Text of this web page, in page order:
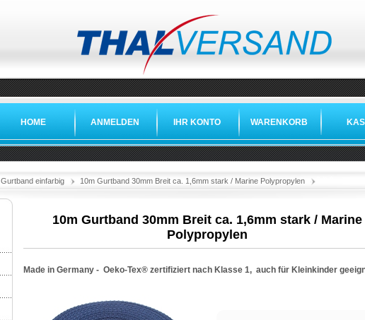
HOME ANMELDEN IHR KONTO WARENKORB
Gurtband einfarbig 10m Gurtband 30mm Breit ca. 1,6mm stark / Marine Polypropylen
10m Gurtband 30mm Breit ca. 1,6mm stark / Marine
Polypropylen
Made in Germany - Oeko-Tex® zertifiziert nach Klasse 1, auch für Kleinkinder